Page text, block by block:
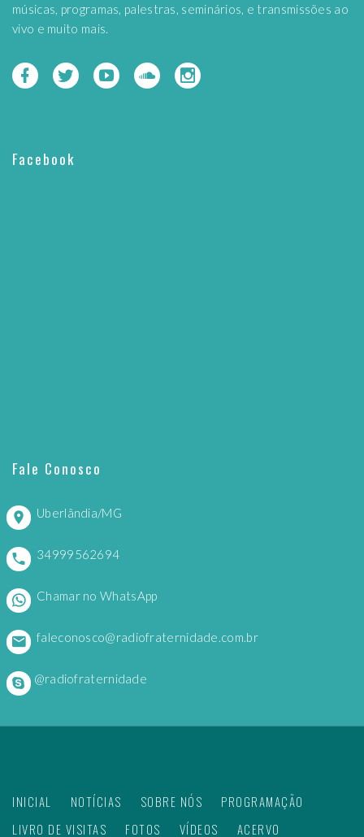
músicas, programas, palestras, seminários, e transmissões ao
vivo e muito mais.
Facebook
Fale Conosco
Uberlândia/MG
34999562694
Chamar no WhatsApp
faleconosco@radiofraternidade.com.br
@radiofraternidade
INICIAL NOTÍCIAS SOBRE NÓS
PROGRAMAÇÃO
LIVRO DE VISITAS
FOTOS VÍDEOS ACERVO